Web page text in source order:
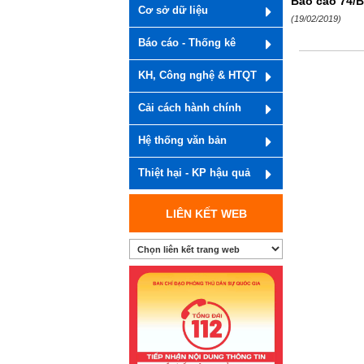
Cơ sở dữ liệu
Báo cáo - Thống kê
KH, Công nghệ & HTQT
Cải cách hành chính
Hệ thống văn bản
Thiệt hại - KP hậu quả
LIÊN KẾT WEB
(19/02/2019)